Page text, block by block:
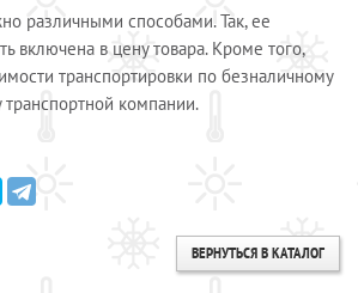
различными способами. Так, ее
включена в цену товара. Кроме того,
транспортировки по безналичному
транспортной компании.
ВЕРНУТЬСЯ В КАТАЛОГ